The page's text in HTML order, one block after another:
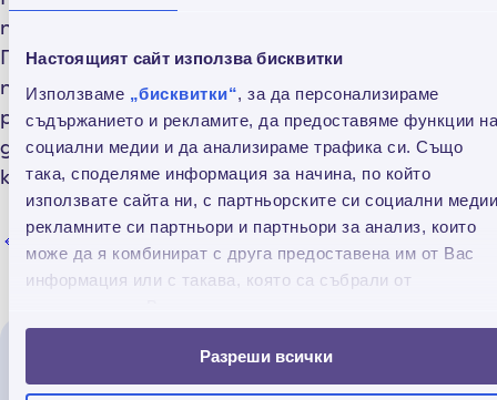
Настоящият сайт използва бисквитки
Използваме „бисквитки“, за да персонализираме
съдържанието и рекламите, да предоставяме функции на
социални медии и да анализираме трафика си. Също
така, споделяме информация за начина, по който
използвате сайта ни, с партньорските си социални
рекламните си партньори и партньори за анализ, които
може да я комбинират с друга предоставена им от Вас
информация или с такава, която са събрали от
Разреши всички
предоставяме иновативни финансови решения.
Гледаме напред с увереност, готови да
посрещнем предизвикателствата на бързо
развиващия се финансов свят и да продължим
да бъдем надежден партньор за нашите
клиенти.
Обратно към всички
Прочети още